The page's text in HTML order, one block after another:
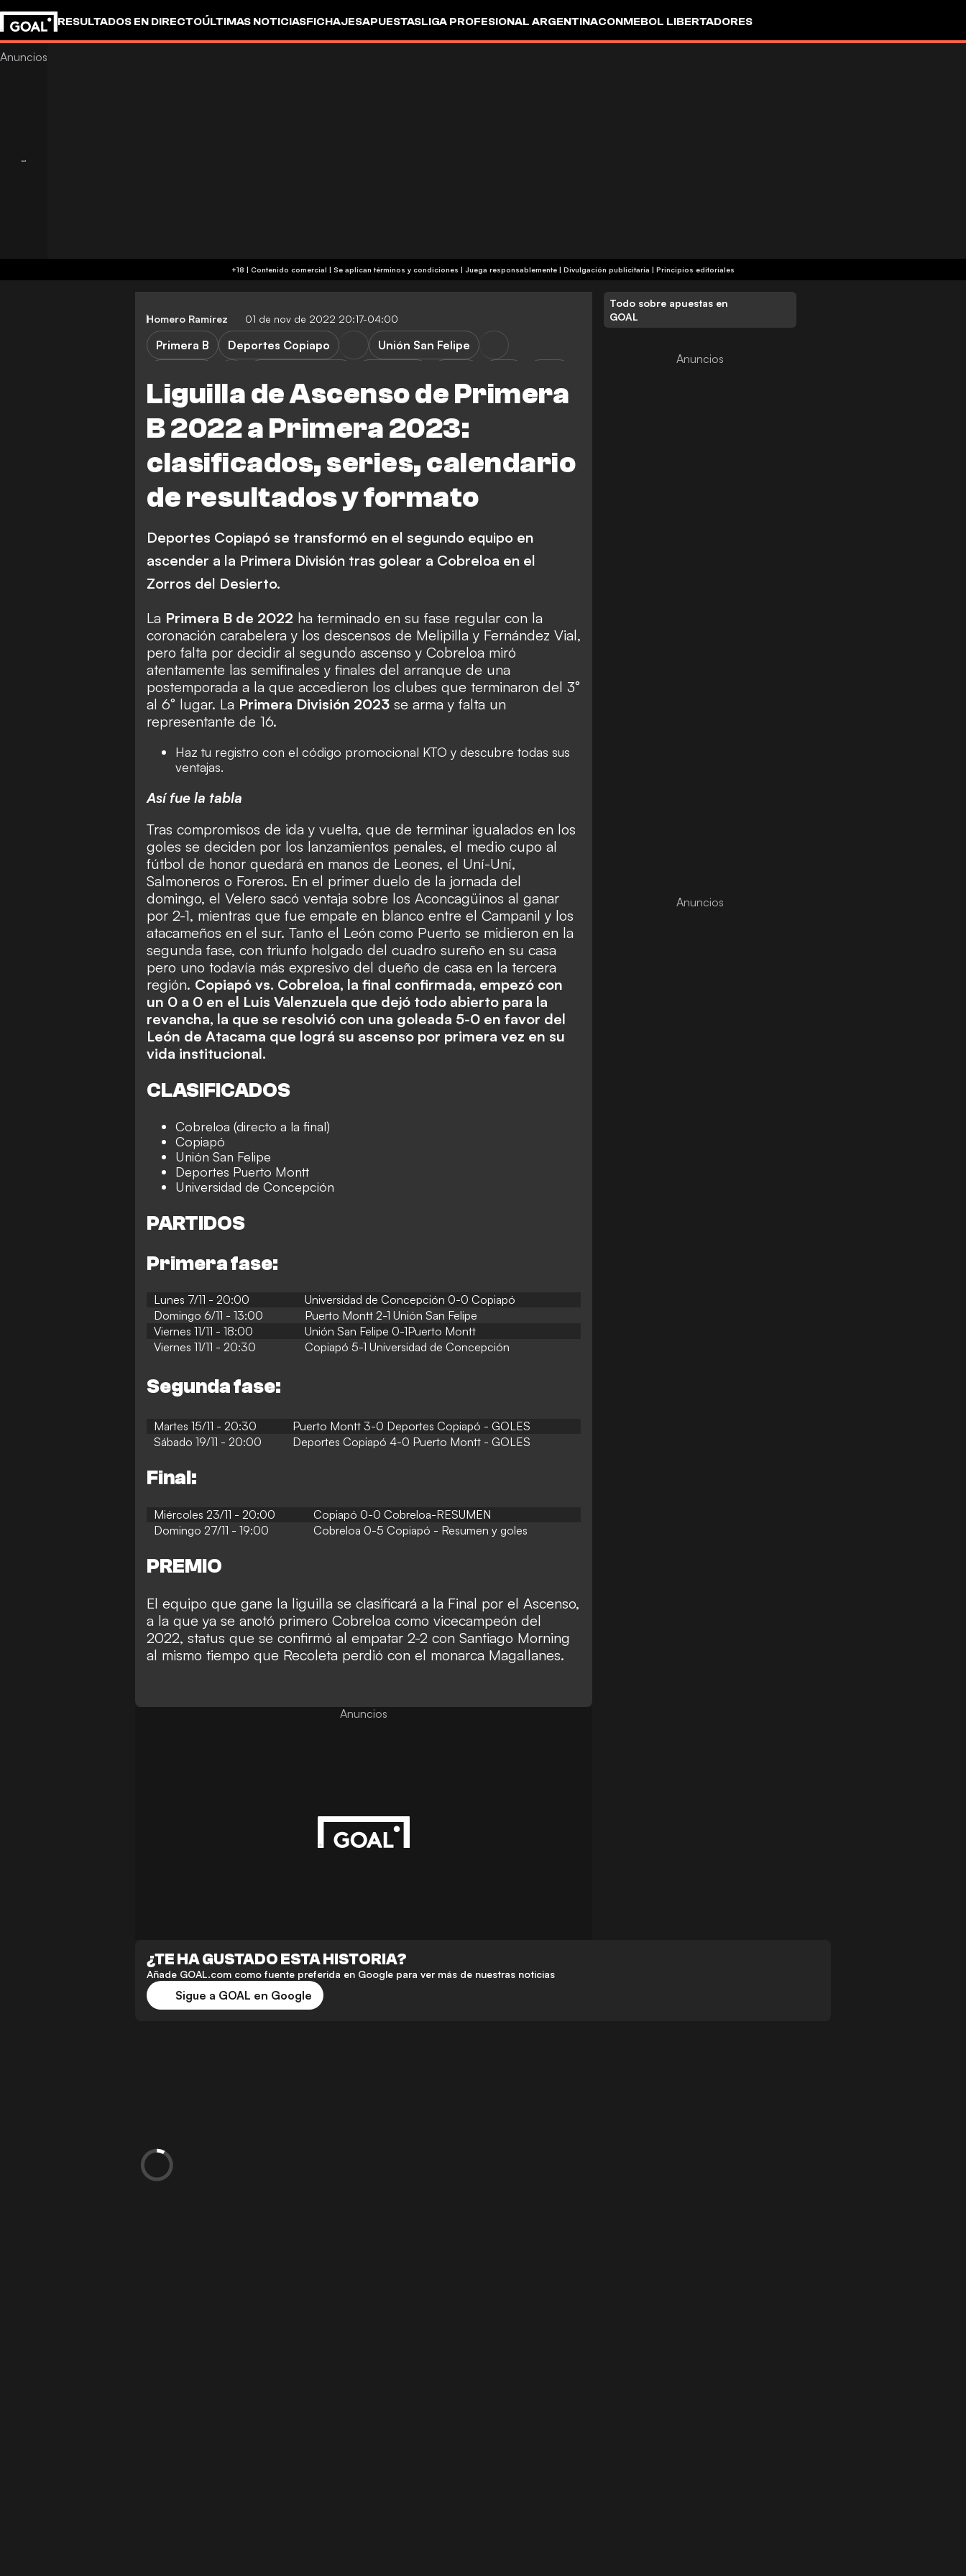
RESULTADOS EN DIRECTOÚLTIMAS NOTICIASFICHAJESAPUESTASLIGA PROFESIONAL ARGENTINACONMEBOL LIBERTADORES
+18 | Contenido comercial | Se aplican términos y condiciones | Juega responsablemente | Divulgación publicitaria | Principios editoriales
Homero Ramírez 01 de nov de 2022 20:17-04:00
Liguilla de Ascenso de Primera
B 2022 a Primera 2023:
clasificados, series, calendario
de resultados y formato
Primera B Deportes Copiapo
Unión San Felipe
Deportes Copiapó se transformó en el segundo equipo en
ascender a la Primera División tras golear a Cobreloa en el
Zorros del Desierto.
La Primera B de 2022 ha terminado en su fase regular con la
coronación carabelera y los descensos de Melipilla y Fernández Vial,
pero falta por decidir al segundo ascenso y Cobreloa miró
atentamente las semifinales y finales del arranque de una
postemporada a la que accedieron los clubes que terminaron del 3°
al 6° lugar. La Primera División 2023 se arma y falta un
representante de 16.
Haz tu registro con el código promocional KTO y descubre todas sus
ventajas.
Así fue la tabla
Tras compromisos de ida y vuelta, que de terminar igualados en los
goles se deciden por los lanzamientos penales, el medio cupo al
fútbol de honor quedará en manos de Leones, el Uní-Uní,
Salmoneros o Foreros. En el primer duelo de la jornada del
domingo, el Velero sacó ventaja sobre los Aconcagüinos al ganar
por 2-1, mientras que fue empate en blanco entre el Campanil y los
atacameños en el sur. Tanto el León como Puerto se midieron en la
segunda fase, con triunfo holgado del cuadro sureño en su casa
pero uno todavía más expresivo del dueño de casa en la tercera
región. Copiapó vs. Cobreloa, la final confirmada, empezó con
un 0 a 0 en el Luis Valenzuela que dejó todo abierto para la
revancha, la que se resolvió con una goleada 5-0 en favor del
León de Atacama que lográ su ascenso por primera vez en su
vida institucional.
CLASIFICADOS
Cobreloa (directo a la final)
Copiapó
Unión San Felipe
Deportes Puerto Montt
Universidad de Concepción
PARTIDOS
Primera fase:
Lunes 7/11 - 20:00
Universidad de Concepción 0-0 Copiapó
Domingo 6/11 - 13:00
Puerto Montt 2-1 Unión San Felipe
Viernes 11/11 - 18:00
Unión San Felipe 0-1Puerto Montt
Viernes 11/11 - 20:30
Copiapó 5-1 Universidad de Concepción
Segunda fase:
Martes 15/11 - 20:30
Puerto Montt 3-0 Deportes Copiapó - GOLES
Sábado 19/11 - 20:00
Deportes Copiapó 4-0 Puerto Montt - GOLES
Final:
Miércoles 23/11 - 20:00
Copiapó 0-0 Cobreloa-RESUMEN
Domingo 27/11 - 19:00
Cobreloa 0-5 Copiapó - Resumen y goles
PREMIO
El equipo que gane la liguilla se clasificará a la Final por el Ascenso,
a la que ya se anotó primero Cobreloa como vicecampeón del
2022, status que se confirmó al empatar 2-2 con Santiago Morning
al mismo tiempo que Recoleta perdió con el monarca Magallanes.
Anuncios
Todo sobre apuestas en
GOAL
¿TE HA GUSTADO ESTA HISTORIA?
Añade GOAL.com como fuente preferida en Google para ver más de nuestras noticias
Sigue a GOAL en Google